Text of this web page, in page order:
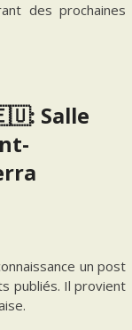
des prochaines
Salle
un post
publiés. Il provient